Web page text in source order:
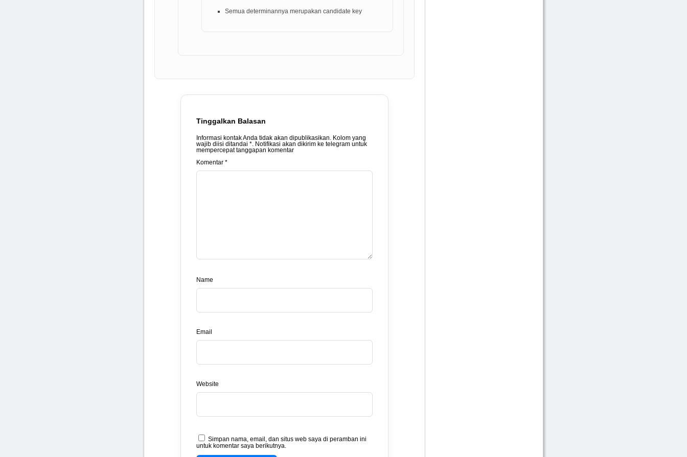
Semua determinannya merupakan candidate key
Tinggalkan Balasan
Informasi kontak Anda tidak akan dipublikasikan. Kolom yang
wajib diisi ditandai *. Notifikasi akan dikirim ke telegram untuk
mempercepat tanggapan komentar
Komentar *
Name
Email
Website
Simpan nama, email, dan situs web saya di peramban ini
untuk komentar saya berikutnya.